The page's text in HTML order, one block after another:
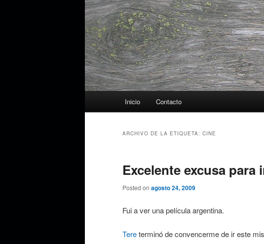
Inicio Contacto
ARCHIVO DE LA ETIQUETA: CINE
Excelente excusa para
Posted on agosto 24, 2009
Fui a ver una película argentina.
Tereterminó de convencerme de ir este